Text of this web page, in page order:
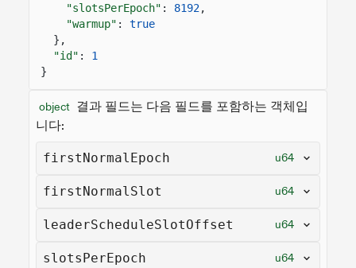
"slotsPerEpoch" : 8192,
"warmup" :
true
},
"id" :
1
}
object 결과 필드는 다음 필드를 포함하는 객체입
니다:
firstNormalEpoch u64
firstNormalSlot u64
leaderScheduleSlotOffset u64
slotsPerEpoch u64